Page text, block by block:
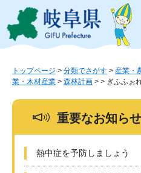
ジ
ュ
このページ
トップページ > 分類でさがす > 産業・
業・木材産業 > 森林計画 > > ぎふふぉ
重要なお知らせ
熱中症を予防しましょう